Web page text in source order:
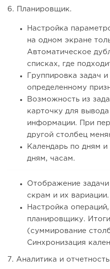
6. Планировщик.
Настройка
на одном экране
Автоматическое
списках, где
Группировка задач
определенному
Возможность из
карточку для
информации. При
другой столбец
Календарь по дням
дням, часам.
Отображение
скрам и их вариации.
Настройка
планировщику.
(суммирование
Синхронизация
7. Аналитика и